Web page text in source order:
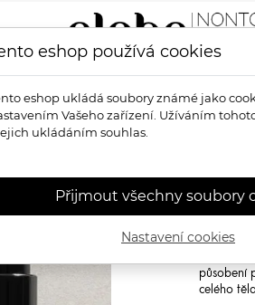
Body Trio Sada na tělo
Mukti
Tři kroky
působení
celého
eshop používá cookies
eshop ukládá soubory známé jako
Vašeho zařízení. Užíváním
ukládáním souhlas.
Přijmout všechny soubory
Nastavení cookies